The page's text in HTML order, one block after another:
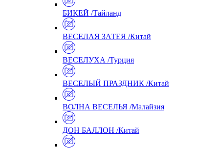
БИКЕЙ /Тайланд
ВЕСЕЛАЯ ЗАТЕЯ /Китай
ВЕСЕЛУХА /Турция
ВЕСЕЛЫЙ ПРАЗДНИК /Китай
ВОЛНА ВЕСЕЛЬЯ /Малайзия
ДОН БАЛЛОН /Китай